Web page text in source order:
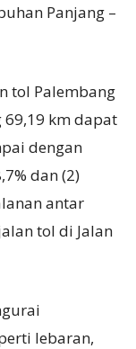
Panjang –
tol Palembang
69,19 km dapat
dengan
dan (2)
antar
tol di Jalan
lebaran,